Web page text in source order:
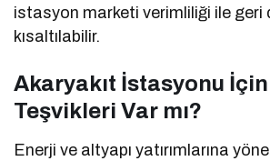
istasyon marketi verimliliği ile geri
kısaltılabilir.
Akaryakıt İstasyonu
Teşvikleri Var mı?
Enerji ve altyapı yatırımlarına